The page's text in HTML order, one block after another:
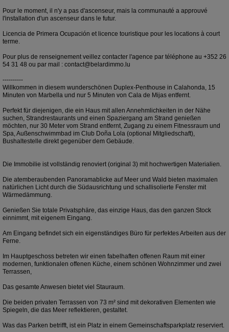
Pour le moment, il n'y a pas d'ascenseur, mais la communauté a approuvé
l'installation d'un ascenseur dans le futur.
Licencia de Primera Ocupación et licence touristique pour les locations à court
terme.
Pour plus de renseignement veillez contacter l'agence par téléphone au +352 26
54 31 48 ou par mail : contact@belardimmo.lu
----------
Willkommen in diesem wunderschönen Duplex-Penthouse in Calahonda, 15
Minuten von Marbella und nur 5 Minuten von Cala de Mijas entfernt.
Perfekt für diejenigen, die ein Haus mit allen Annehmlichkeiten in der Nähe
suchen, Strandrestaurants und einen Spaziergang am Strand genießen
möchten, nur 30 Meter vom Strand entfernt, Zugang zu einem Fitnessraum und
Spa, Außenschwimmbad im Club Doña Lola (optional Mitgliedschaft),
Bushaltestelle direkt gegenüber dem Gebäude.
Die Immobilie ist vollständig renoviert (original 3) mit hochwertigen Materialien.
Die atemberaubenden Panoramablicke auf Meer und Wald bieten maximalen
natürlichen Licht durch die Südausrichtung und schallisolierte Fenster mit
Wärmedämmung.
Genießen Sie totale Privatsphäre, das einzige Haus, das den ganzen Stock
einnimmt, mit eigenem Eingang.
Am Eingang befindet sich ein eigenständiges Büro für perfektes Arbeiten aus der
Ferne.
Im Hauptgeschoss betreten wir einen fabelhaften offenen Raum mit einer
modernen, funktionalen offenen Küche, einem schönen Wohnzimmer und zwei
Terrassen,
Das gesamte Anwesen bietet viel Stauraum.
Die beiden privaten Terrassen von 73 m² sind mit dekorativen Elementen wie
Spiegeln, die das Meer reflektieren, gestaltet.
Was das Parken betrifft, ist ein Platz in einem Gemeinschaftsparkplatz reserviert.